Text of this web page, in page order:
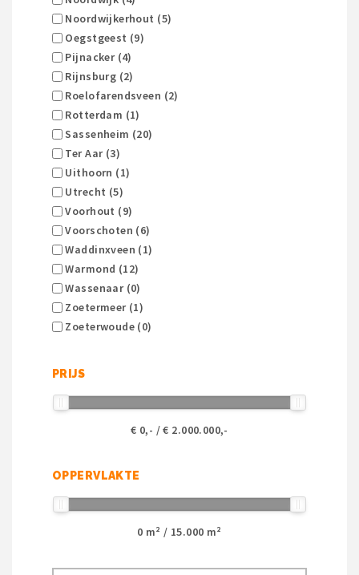
Noordwijkerhout (5)
Oegstgeest (9)
Pijnacker (4)
Rijnsburg (2)
Roelofarendsveen (2)
Rotterdam (1)
Sassenheim (20)
Ter Aar (3)
Uithoorn (1)
Utrecht (5)
Voorhout (9)
Voorschoten (6)
Waddinxveen (1)
Warmond (12)
Wassenaar (0)
Zoetermeer (1)
Zoeterwoude (0)
PRIJS
€ 0,- / € 2.000.000,-
OPPERVLAKTE
0 m² / 15.000 m²